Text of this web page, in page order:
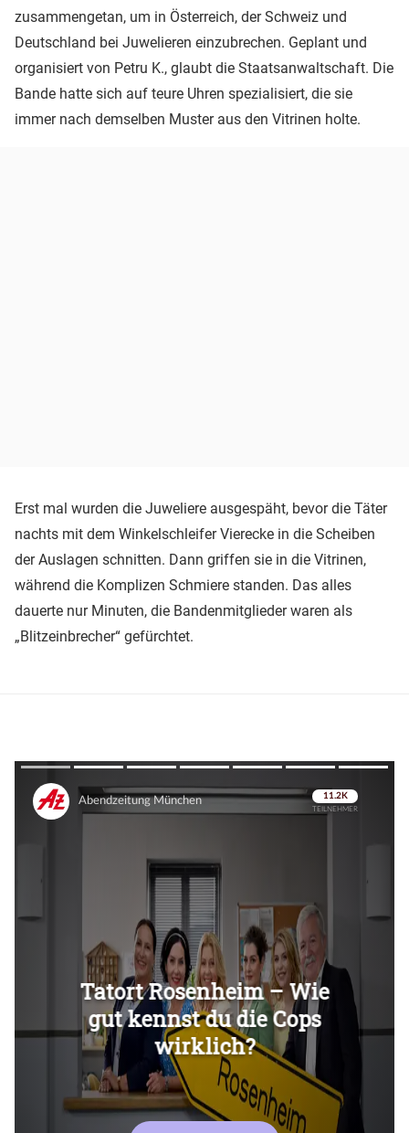
zusammengetan, um in Österreich, der Schweiz und
Deutschland bei Juwelieren einzubrechen. Geplant und
organisiert von Petru K., glaubt die Staatsanwaltschaft. Die
Bande hatte sich auf teure Uhren spezialisiert, die sie
immer nach demselben Muster aus den Vitrinen holte.
Erst mal wurden die Juweliere ausgespäht, bevor die Täter
nachts mit dem Winkelschleifer Vierecke in die Scheiben
der Auslagen schnitten. Dann griffen sie in die Vitrinen,
während die Komplizen Schmiere standen. Das alles
dauerte nur Minuten, die Bandenmitglieder waren als
„Blitzeinbrecher“ gefürchtet.
Überspringen
Überspringen